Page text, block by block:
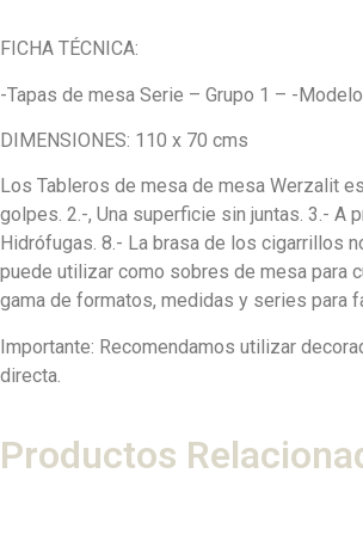
FICHA TÉCNICA:
-Tapas de mesa Serie – Grupo 1 – -
DIMENSIONES: 110 x 70 cms
Los Tableros de mesa de mesa Werzalit
golpes. 2.-, Una superficie sin juntas. 3.- A
Hidrófugas. 8.- La brasa de los cigarrillos
puede utilizar como sobres de mesa para
gama de formatos, medidas y series para
Importante: Recomendamos utilizar
directa.
Productos